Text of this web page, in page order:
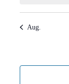
Aug.